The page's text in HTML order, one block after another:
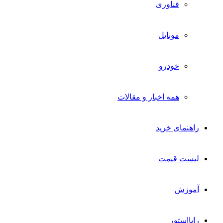
فناوری
موبایل
خودرو
همه اخبار و مقالات
راهنمای خرید
لیست قیمت
آموزش
رایااستور